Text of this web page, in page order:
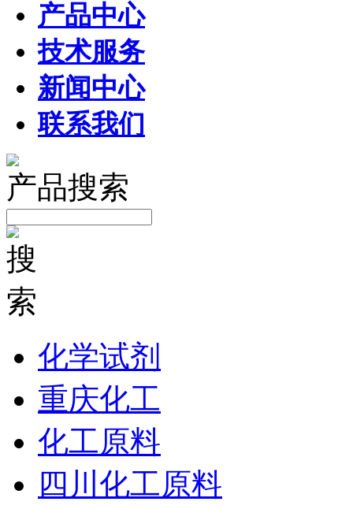
产品中心
技术服务
新闻中心
联系我们
产品搜索
化学试剂
重庆化工
化工原料
四川化工原料